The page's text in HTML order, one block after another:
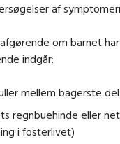
af
om barnet
indgår:
mellem bagerste
regnbuehinde eller
i fosterlivet)